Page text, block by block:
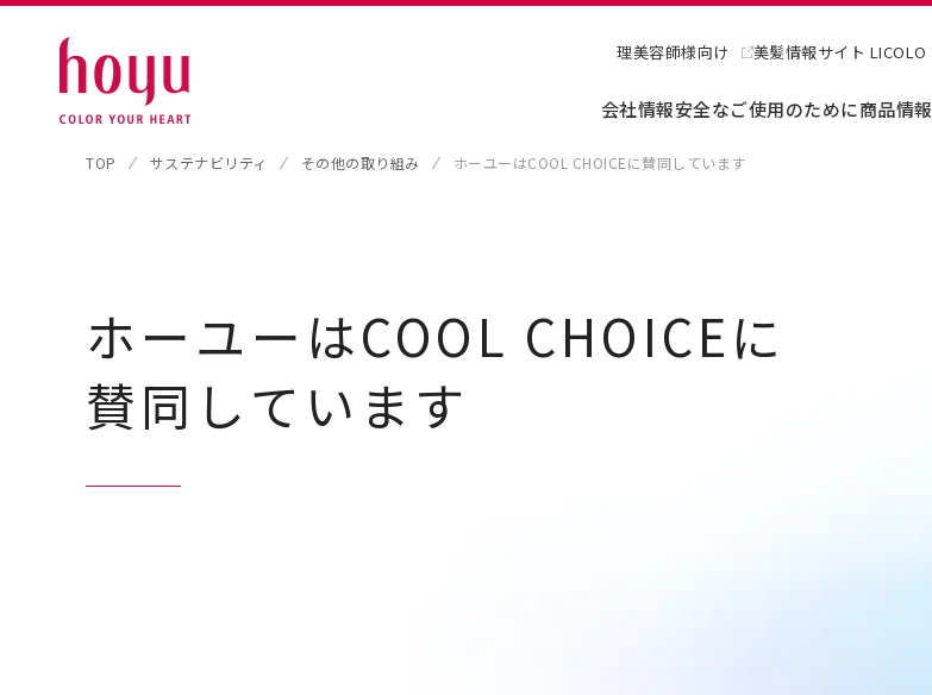
理美容師様向け 美髪情報サイト LICOLO
会社情報安全なご使用のために商品情報
TOP サステナビリティ その他の取り組み ホーユーはCOOL CHOICEに賛同しています
ホーユーはCOOL CHOICEに
賛同しています